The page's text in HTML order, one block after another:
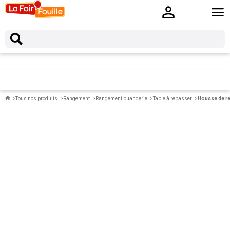
Tous nos produits Rangement Rangement buanderie Table à repasser Housse de